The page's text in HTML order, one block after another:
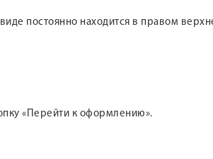
постоянно находится в правом
«Перейти к оформлению».